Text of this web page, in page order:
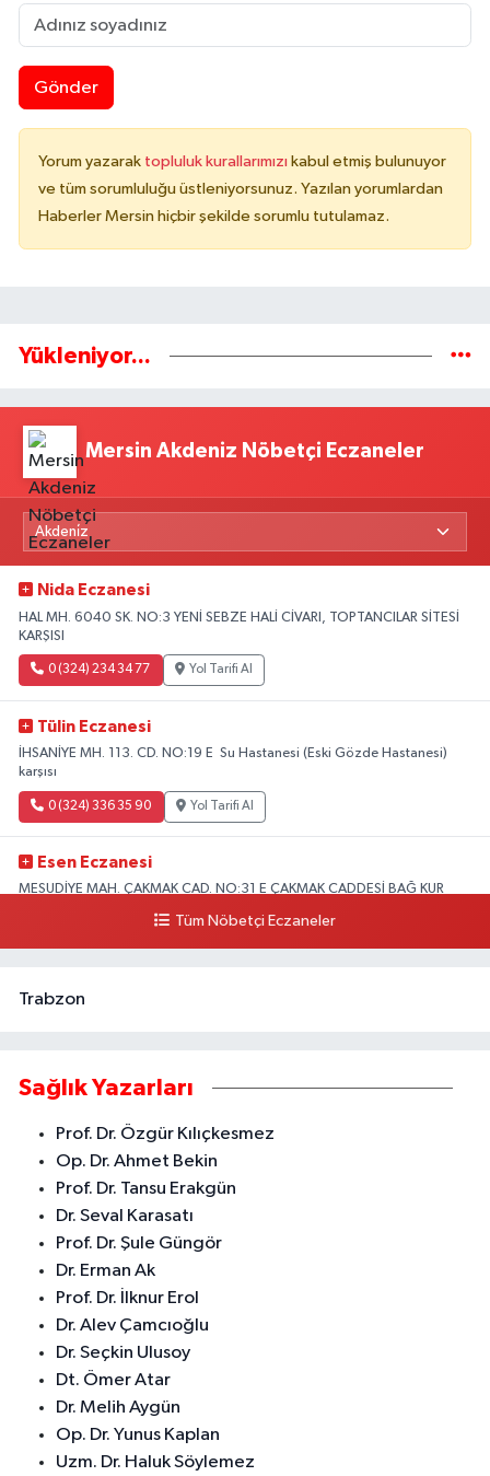
Gönder
Yorum yazarak topluluk kurallarımızı kabul etmiş bulunuyor
ve tüm sorumluluğu üstleniyorsunuz. Yazılan yorumlardan
Haberler Mersin hiçbir şekilde sorumlu tutulamaz.
Yükleniyor...
Mersin Akdeniz Nöbetçi Eczaneler
Nida Eczanesi
HAL MH. 6040 SK. NO:3 YENİ SEBZE HALİ CİVARI, TOPTANCILAR SİTESİ
KARŞISI
0 (324) 234 34 77 Yol Tarifi Al
Tülin Eczanesi
İHSANİYE MH. 113. CD. NO:19 E Su Hastanesi (Eski Gözde Hastanesi)
karşısı
0 (324) 336 35 90 Yol Tarifi Al
Esen Eczanesi
MESUDİYE MAH. ÇAKMAK CAD. NO:31 E ÇAKMAK CADDESİ BAĞ KUR
Tüm Nöbetçi Eczaneler
Trabzon
Sağlık Yazarları
Prof. Dr. Özgür Kılıçkesmez
Op. Dr. Ahmet Bekin
Prof. Dr. Tansu Erakgün
Dr. Seval Karasatı
Prof. Dr. Şule Güngör
Dr. Erman Ak
Prof. Dr. İlknur Erol
Dr. Alev Çamcıoğlu
Dr. Seçkin Ulusoy
Dt. Ömer Atar
Dr. Melih Aygün
Op. Dr. Yunus Kaplan
Uzm. Dr. Haluk Söylemez